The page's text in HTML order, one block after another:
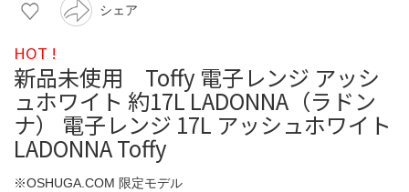
シェア
HOT !
新品未使用 Toffy 電子レンジ アッシ
ュホワイト 約17L LADONNA（ラドン
ナ） 電子レンジ 17L アッシュホワイト
LADONNA Toffy
※OSHUGA.COM 限定モデル